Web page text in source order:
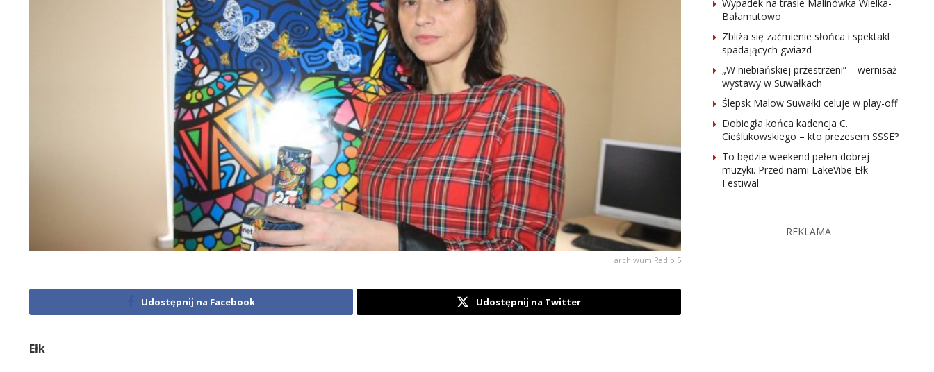
archiwum Radio 5
Udostępnij na Facebook Udostępnij na Twitter
Ełk
Wypadek na trasie Malinówka Wielka-
Bałamutowo
Zbliża się zaćmienie słońca i spektakl
spadających gwiazd
„W niebiańskiej przestrzeni” – wernisaż
wystawy w Suwałkach
Ślepsk Malow Suwałki celuje w play-off
Dobiegła końca kadencja C.
Cieślukowskiego – kto prezesem SSSE?
To będzie weekend pełen dobrej
muzyki. Przed nami LakeVibe Ełk
Festiwal
REKLAMA